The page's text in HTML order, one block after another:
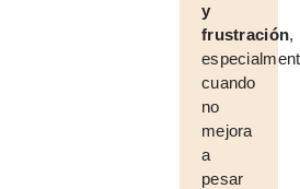
y
frustración,
cuando
no
mejora
a
pesar